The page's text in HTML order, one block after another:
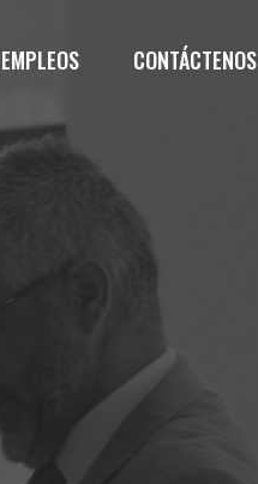
EMPLEOS CONTÁCTENOS